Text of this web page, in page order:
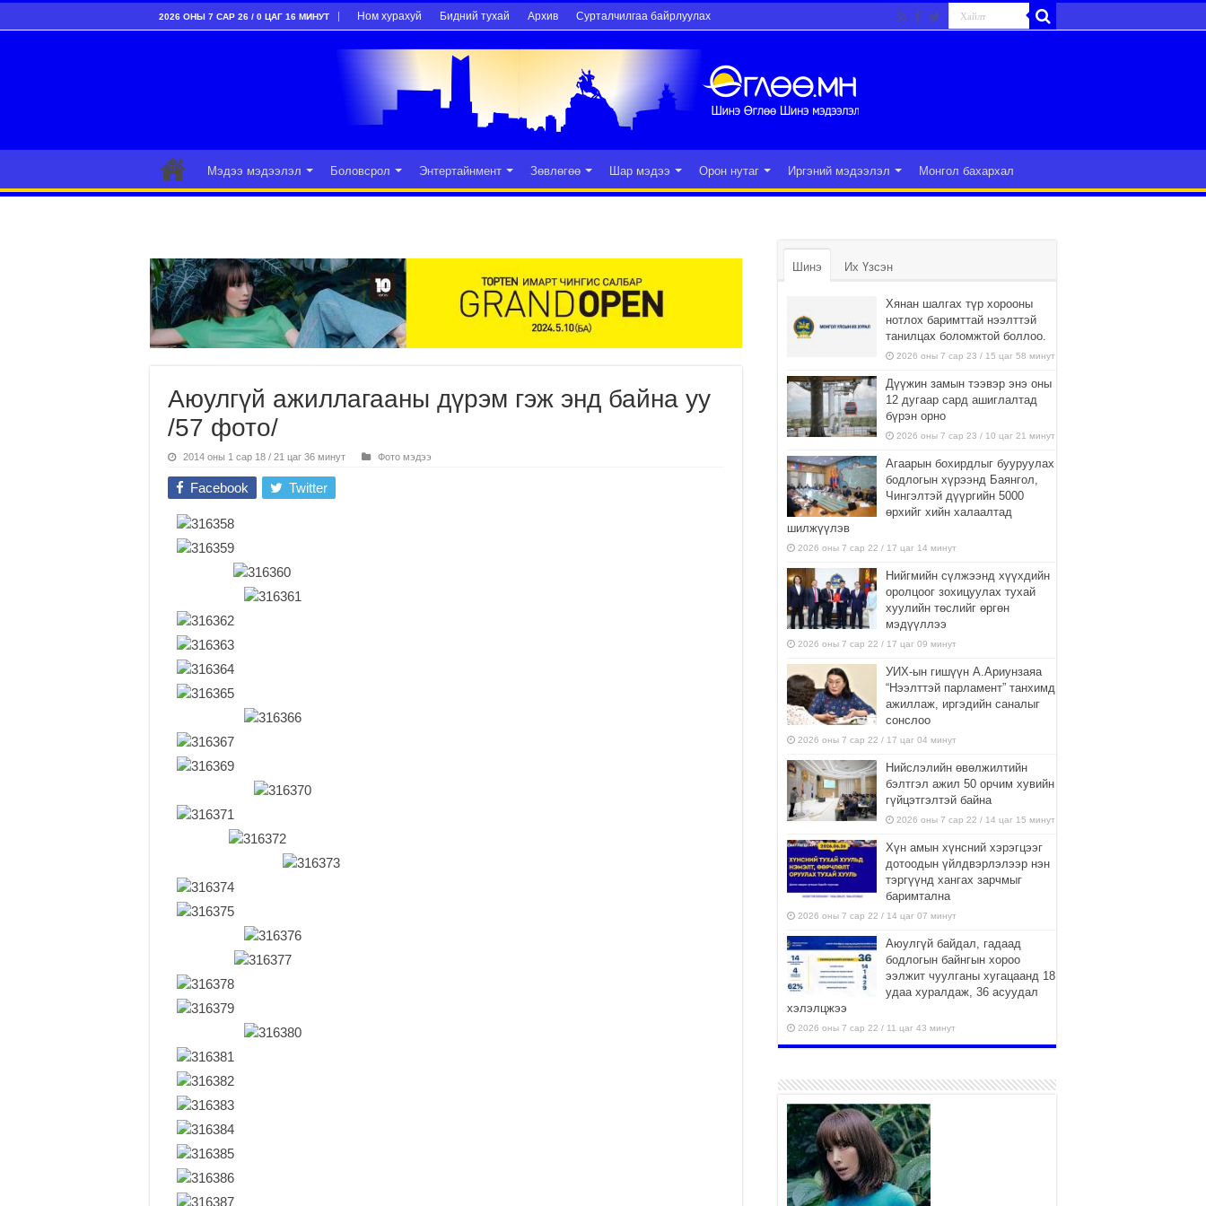
2026 ОНЫ 7 САР 26 / 0 ЦАГ 16 МИНУТ Ном хурахуй Бидний тухай Архив Сурталчилгаа байрлуулах
Мэдээ мэдээлэл Боловсрол Энтертайнмент Зөвлөгөө Шар мэдээ Орон нутаг Иргэний мэдээлэл Монгол бахархал
Аюулгүй ажиллагааны дүрэм гэж энд байна уу
/57 фото/
2014 оны 1 сар 18 / 21 цаг 36 минут Фото мэдээ
Facebook Twitter
Шинэ Их Үзсэн
Хянан шалгах түр хорооны
нотлох баримттай нээлттэй
танилцах боломжтой боллоо.
2026 оны 7 сар 23 / 15 цаг 58 минут
Дүүжин замын тээвэр энэ оны
12 дугаар сард ашиглалтад
бүрэн орно
2026 оны 7 сар 23 / 10 цаг 21 минут
Агаарын бохирдлыг бууруулах
бодлогын хүрээнд Баянгол,
Чингэлтэй дүүргийн 5000
өрхийг хийн халаалтад
шилжүүлэв
2026 оны 7 сар 22 / 17 цаг 14 минут
Нийгмийн сүлжээнд хүүхдийн
оролцоог зохицуулах тухай
хуулийн төслийг өргөн
мэдүүллээ
2026 оны 7 сар 22 / 17 цаг 09 минут
УИХ-ын гишүүн А.Ариунзаяа
“Нээлттэй парламент” танхимд
ажиллаж, иргэдийн саналыг
сонслоо
2026 оны 7 сар 22 / 17 цаг 04 минут
Нийслэлийн өвөлжилтийн
бэлтгэл ажил 50 орчим хувийн
гүйцэтгэлтэй байна
2026 оны 7 сар 22 / 14 цаг 15 минут
Хүн амын хүнсний хэрэгцээг
дотоодын үйлдвэрлэлээр нэн
тэргүүнд хангах зарчмыг
баримтална
2026 оны 7 сар 22 / 14 цаг 07 минут
Аюулгүй байдал, гадаад
бодлогын байнгын хороо
ээлжит чуулганы хугацаанд 18
удаа хуралдаж, 36 асуудал
хэлэлцжээ
2026 оны 7 сар 22 / 11 цаг 43 минут
боломжтой-Хүүхэд хөгжүүлэх
төв” байгуулах төсөлд төр,
хувийн хэвшлийн түншлэлийн хүрээнд хамтран
ажиллахыг урьж байна
2026 оны 7 сар 22 / 9 цаг 28 минут
Б.Пүрэвдагва: “Урт цагаан”-ыг
залуучууд чөлөөт цагаа